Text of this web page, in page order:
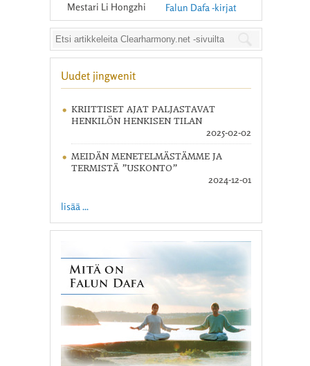
Mestari Li Hongzhi Falun Dafa -kirjat
Uudet jingwenit
KRIITTISET AJAT PALJASTAVAT
HENKILÖN HENKISEN TILAN
2025-02-02
MEIDÄN MENETELMÄSTÄMME JA
TERMISTÄ ”USKONTO”
2024-12-01
lisää ...